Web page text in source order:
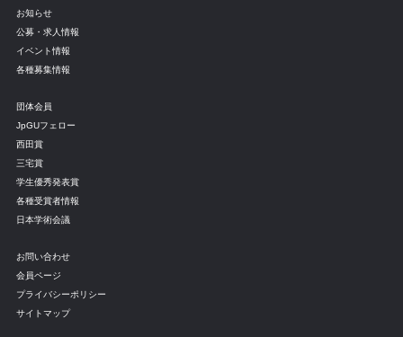
お知らせ
公募・求人情報
イベント情報
各種募集情報
団体会員
JpGUフェロー
西田賞
三宅賞
学生優秀発表賞
各種受賞者情報
日本学術会議
お問い合わせ
会員ページ
プライバシーポリシー
サイトマップ